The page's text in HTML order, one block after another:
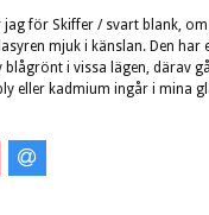
jag för Skiffer / svart blank,
mjuk i känslan. Den har
blågrönt i vissa lägen, därav
eller kadmium ingår i mina